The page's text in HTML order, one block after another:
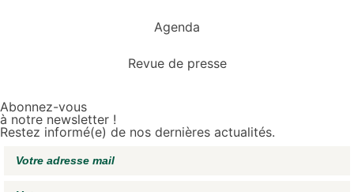
Agenda
Revue de presse
Abonnez-vous
à notre newsletter !
Restez informé(e) de nos dernières actualités.